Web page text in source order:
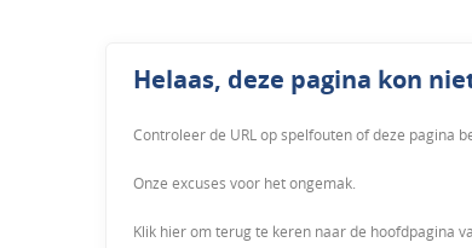
Helaas, deze pagina kon
Controleer de URL op spelfouten of deze pagina
Onze excuses voor het ongemak.
Klik hier om terug te keren naar de hoofdpagina